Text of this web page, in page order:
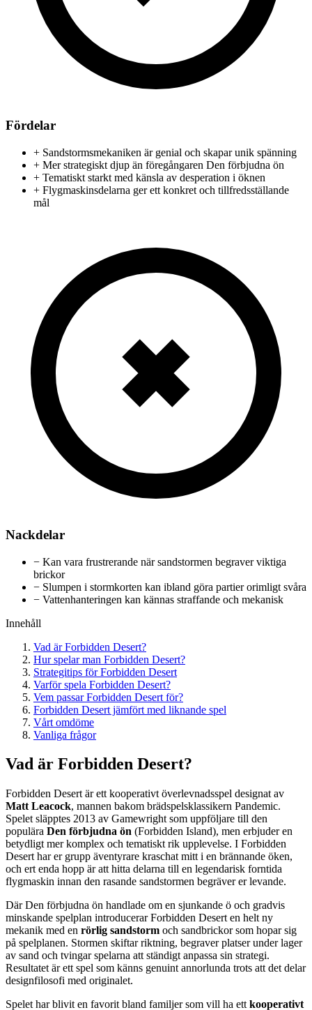
Fördelar
+ Sandstormsmekaniken är genial och skapar unik spänning
+ Mer strategiskt djup än föregångaren Den förbjudna ön
+ Tematiskt starkt med känsla av desperation i öknen
+ Flygmaskinsdelarna ger ett konkret och tillfredsställande
mål
Nackdelar
− Kan vara frustrerande när sandstormen begraver viktiga
brickor
− Slumpen i stormkorten kan ibland göra partier orimligt svåra
− Vattenhanteringen kan kännas straffande och mekanisk
Innehåll
Vad är Forbidden Desert?
Hur spelar man Forbidden Desert?
Strategitips för Forbidden Desert
Varför spela Forbidden Desert?
Vem passar Forbidden Desert för?
Forbidden Desert jämfört med liknande spel
Vårt omdöme
Vanliga frågor
Vad är Forbidden Desert?
Forbidden Desert är ett kooperativt överlevnadsspel designat av
Matt Leacock, mannen bakom brädspelsklassikern Pandemic.
Spelet släpptes 2013 av Gamewright som uppföljare till den
populära Den förbjudna ön (Forbidden Island), men erbjuder en
betydligt mer komplex och tematiskt rik upplevelse. I Forbidden
Desert har er grupp äventyrare kraschat mitt i en brännande öken,
och ert enda hopp är att hitta delarna till en legendarisk forntida
flygmaskin innan den rasande sandstormen begräver er levande.
Där Den förbjudna ön handlade om en sjunkande ö och gradvis
minskande spelplan introducerar Forbidden Desert en helt ny
mekanik med en rörlig sandstorm och sandbrickor som hopar sig
på spelplanen. Stormen skiftar riktning, begraver platser under lager
av sand och tvingar spelarna att ständigt anpassa sin strategi.
Resultatet är ett spel som känns genuint annorlunda trots att det delar
designfilosofi med originalet.
Spelet har blivit en favorit bland familjer som vill ha ett kooperativt